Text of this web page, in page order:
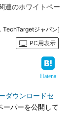
連のホワイトペー
TechTargetジャパン]
PC用表示
Hatena
ダウンロードセ
ーパーを公開して